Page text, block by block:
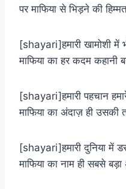
पर माफिया से भिड़ने की
[shayari]हमारी खामोशी में
माफिया का हर कदम
[shayari]हमारी पहचान
माफिया का अंदाज़ ही
[shayari]हमारी दुनिया में
माफिया का नाम ही सबसे